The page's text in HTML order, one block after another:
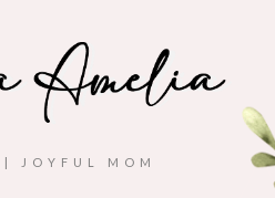
| JOYFUL MOM